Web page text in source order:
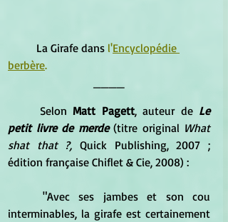
	La Girafe dans
l'Encyclopédie
berbère.
	Selon
Matt Pagett, auteur de Le
petit livre de merde (titre original What
shat that ?, Quick Publishing, 2007 ;
édition française Chiflet & Cie, 2008) :
interminables, la girafe est certainement